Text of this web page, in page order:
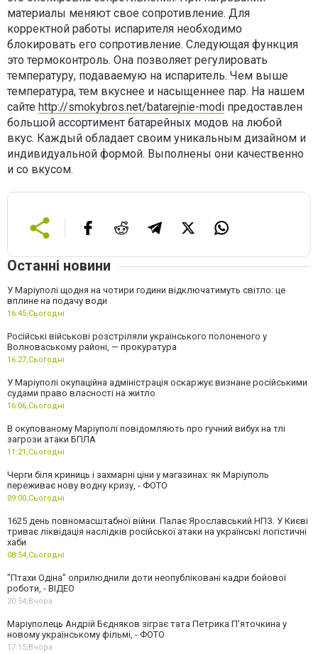
материалы меняют свое сопротивление. Для
корректной работы испарителя необходимо
блокировать его сопротивление. Следующая функция
это термоконтроль. Она позволяет регулировать
температуру, подаваемую на испаритель. Чем выше
температура, тем вкуснее и насыщеннее пар. На нашем
сайте http://smokybros.net/batarejnie-modi предоставлен
большой ассортимент батарейных модов на любой
вкус. Каждый обладает своим уникальным дизайном и
индивидуальной формой. Выполнены они качественно
и со вкусом.
Останні новини
У Маріуполі щодня на чотири години відключатимуть світло: це
вплине на подачу води
16:45,Сьогодні
Російські військові розстріляли українського полоненого у
Волноваському районі, — прокуратура
16:27,Сьогодні
У Маріуполі окупаційна адміністрація оскаржує визнане російськими
судами право власності на житло
16:06,Сьогодні
В окупованому Маріуполі повідомляють про гучний вибух на тлі
загрози атаки БПЛА
11:21,Сьогодні
Черги біля криниць і захмарні ціни у магазинах: як Маріуполь
переживає нову водну кризу, - ФОТО
09:00,Сьогодні
1625 день повномасштабної війни. Палає Ярославський НПЗ. У Києві
триває ліквідація наслідків російської атаки на українські логістичні
хаби
08:54,Сьогодні
"Птахи Одіна" оприлюднили доти неопубліковані кадри бойової
роботи, - ВІДЕО
20:54,Вчора
Маріуполець Андрій Бєдняков зіграє тата Петрика П’яточкина у
новому українському фільмі, - ФОТО
17:15,Вчора